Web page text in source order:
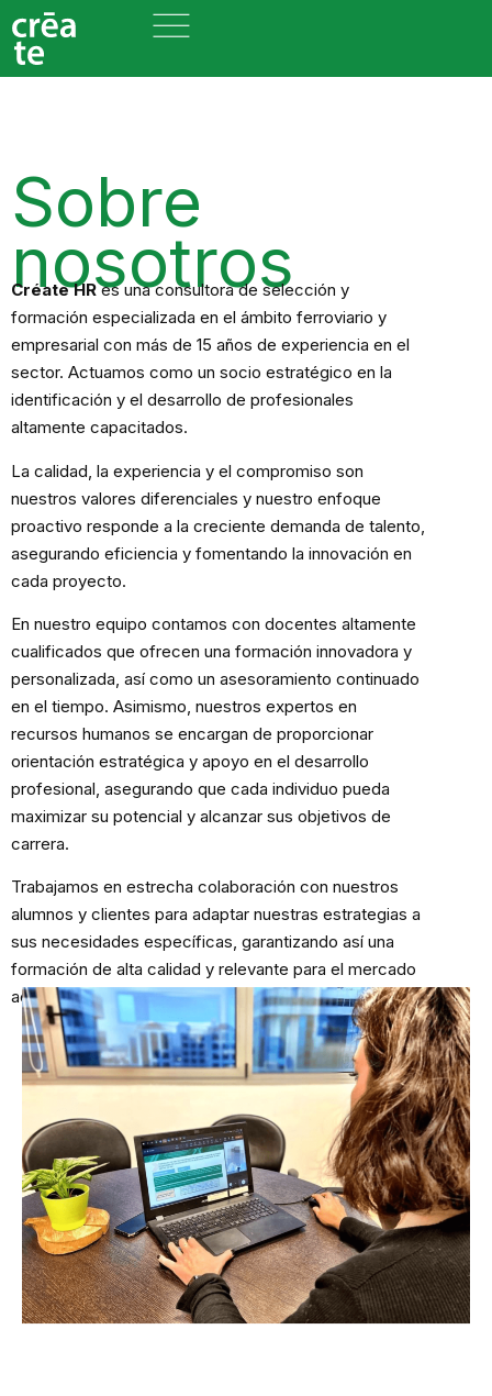
Sobre
nosotros
Créate HRes una consultora de selección y
formación especializada en el ámbito ferroviario y
empresarial con más de 15 años de experiencia en el
sector. Actuamos como un socio estratégico en la
identificación y el desarrollo de profesionales
altamente capacitados.
La calidad, la experiencia y el compromiso son
nuestros valores diferenciales y nuestro enfoque
proactivo responde a la creciente demanda de talento,
asegurando eficiencia y fomentando la innovación en
cada proyecto.
En nuestro equipo contamos con docentes altamente
cualificados que ofrecen una formación innovadora y
personalizada, así como un asesoramiento continuado
en el tiempo. Asimismo, nuestros expertos en
recursos humanos se encargan de proporcionar
orientación estratégica y apoyo en el desarrollo
profesional, asegurando que cada individuo pueda
maximizar su potencial y alcanzar sus objetivos de
carrera.
Trabajamos en estrecha colaboración con nuestros
alumnos y clientes para adaptar nuestras estrategias a
sus necesidades específicas, garantizando así una
formación de alta calidad y relevante para el mercado
actual.